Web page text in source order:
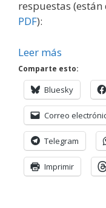
respuestas
PDF):
Leer más
Comparte esto:
Bluesky
Correo
Telegram
Imprimir